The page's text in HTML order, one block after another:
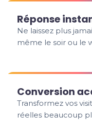
Réponse
Ne laissez plus
même le soir ou le
Conversion
Transformez vos
réelles beaucoup